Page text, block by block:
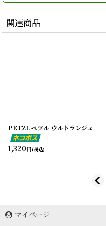
関連商品
PETZL ペツル ウルトラレジェ
1,320円(税込)
マイページ